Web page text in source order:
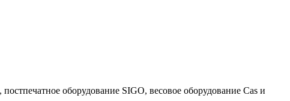
оборудование SIGO, весовое оборудование Cas и